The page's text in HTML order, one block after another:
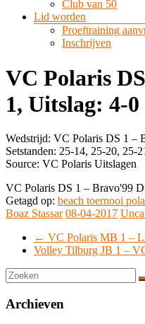
Club van 50
Lid worden
Proeftraining
Inschrijven
VC Polaris
1, Uitslag: 4-0
Wedstrijd: VC Polaris DS 1 –
Setstanden: 25-14, 25-20, 25-
Source: VC Polaris Uitslagen
VC Polaris DS 1 – Bravo'99
Getagd op: beach toernooi
Boaz Stassar 08-04-2017
← VC Polaris MB 1 –
Volley Tilburg JB 1 –
Archieven